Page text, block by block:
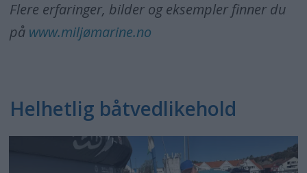
Flere erfaringer, bilder og eksempler finner du
på www.miljømarine.no
Helhetlig båtvedlikehold